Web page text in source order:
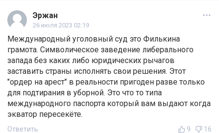
Эржан
26 июля 2023 02:19
Международный уголовный суд это Филькина
грамота. Символическое заведение либерального
запада без каких либо юридических рычагов
заставить страны исполнять свои решения. Этот
"ордер на арест" в реальности пригоден разве только
для подтирания в уборной. Это что то типа
международного паспорта который вам выдают когда
экватор пересекёте.
Ответить 9 16